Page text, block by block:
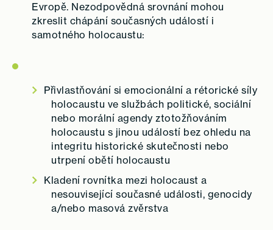
Evropě. Nezodpovědná srovnání mohou
zkreslit chápání současných událostí i
samotného holocaustu:
Přivlastňování si emocionální a rétorické síly
holocaustu ve službách politické, sociální
nebo morální agendy ztotožňováním
holocaustu s jinou událostí bez ohledu na
integritu historické skutečnosti nebo
utrpení obětí holocaustu
Kladení rovnítka mezi holocaust a
nesouvisející současné události, genocidy
a/nebo masová zvěrstva